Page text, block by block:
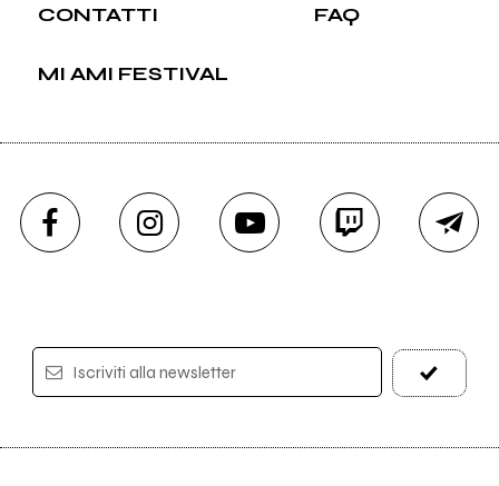
CONTATTI FAQ
MI AMI FESTIVAL
Iscriviti alla newsletter